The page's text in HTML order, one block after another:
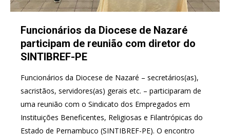
Funcionários da Diocese de Nazaré
participam de reunião com diretor do
SINTIBREF-PE
Funcionários da Diocese de Nazaré – secretários(as),
sacristãos, servidores(as) gerais etc. – participaram de
uma reunião com o Sindicato dos Empregados em
Instituições Beneficentes, Religiosas e Filantrópicas do
Estado de Pernambuco (SINTIBREF-PE). O encontro